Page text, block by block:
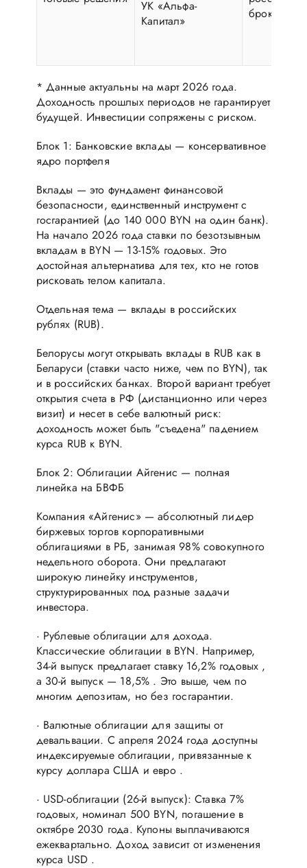
УК «Альфа-
Капитал»
брокер
* Данные актуальны на март 2026 года.
Доходность прошлых периодов не гарантирует
будущей. Инвестиции сопряжены с риском.
Блок 1: Банковские вклады — консервативное
ядро портфеля
Вклады — это фундамент финансовой
безопасности, единственный инструмент с
госгарантией (до 140 000 BYN на один банк).
На начало 2026 года ставки по безотзывным
вкладам в BYN — 13-15% годовых. Это
достойная альтернатива для тех, кто не готов
рисковать телом капитала.
Отдельная тема — вклады в российских
рублях (RUB).
Белорусы могут открывать вклады в RUB как в
Беларуси (ставки часто ниже, чем по BYN), так
и в российских банках. Второй вариант требует
открытия счета в РФ (дистанционно или через
визит) и несет в себе валютный риск:
доходность может быть "съедена" падением
курса RUB к BYN.
Блок 2: Облигации Айгенис — полная
линейка на БВФБ
Компания «Айгенис» — абсолютный лидер
биржевых торгов корпоративными
облигациями в РБ, занимая 98% совокупного
недельного оборота. Они предлагают
широкую линейку инструментов,
структурированных под разные задачи
инвестора.
· Рублевые облигации для дохода.
Классические облигации в BYN. Например,
34-й выпуск предлагает ставку 16,2% годовых ,
а 30-й выпуск — 18,5% . Это выше, чем по
многим депозитам, но без госгарантии.
· Валютные облигации для защиты от
девальвации. С апреля 2024 года доступны
индексируемые облигации, привязанные к
курсу доллара США и евро .
· USD-облигации (26-й выпуск): Ставка 7%
годовых, номинал 500 BYN, погашение в
октябре 2030 года. Купоны выплачиваются
ежеквартально. Доход зависит от изменения
курса USD .